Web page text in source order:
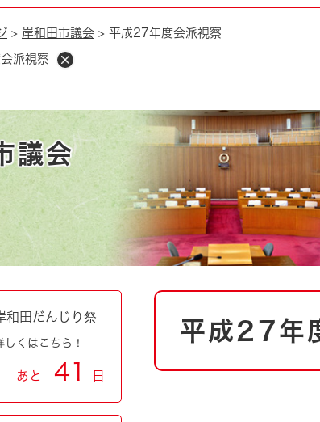
住民票・戸籍
救急・消防
上水道・下水道
住宅
おくやみ
地域コミュニティ・ボラン
まちづくり
国際交流
子育て
福祉・健康・生活 入札・契約情報
環境
観光 観光スポット
とじ
市の概要
市政
市役所・施設の案内
> 岸和田市議会 > 平成27年度会派視察
派視察
議会
本
平成27年
和田だんじり祭
しくはこちら！
あと 41 日